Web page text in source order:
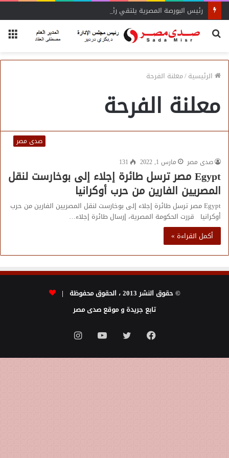
رئيس البورصة المصرية يلتقي رئيس جهاز التمثيل التجاري
بحث
الرئيسية/معلنة الفرحة
معلنة الفرحة
صدى مصر
صدى مصر
مارس 1, 2022 131
Egypt مصر ترسل طائرة إجلاء إلى بوخارست لنقل
المصريين الفارين من حرب أوكرانيا
Egypt مصر ترسل طائرة إجلاء إلى بوخارست لنقل المصريين الفارين من حرب
أوكرانيا قررت الحكومة المصرية، إرسال طائرة إجلاء…
أكمل القراءة »
© حقوق النشر 2013 ، الحقوق محفوظة |
تابع جريدة و موقع صدى مصر
فيسبوك تويتر يوتيوبانستقرام